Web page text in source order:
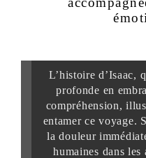
L’histoire d’Isaac,
profonde en
compréhension,
entamer ce voyage.
la douleur
humaines dans les